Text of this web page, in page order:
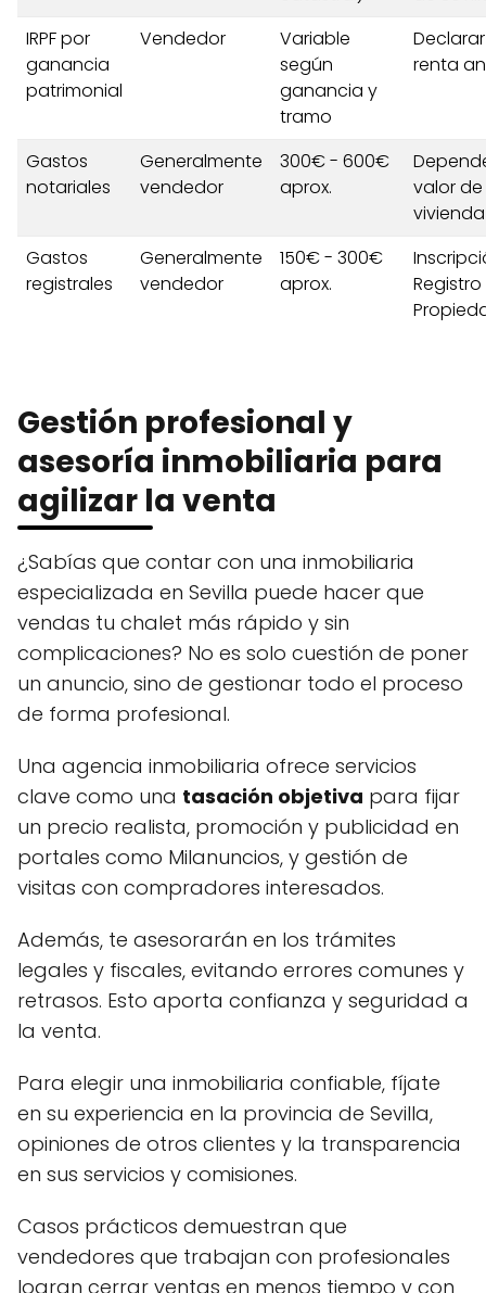
IRPF por
ganancia
patrimonial
Vendedor
Variable
según
ganancia y
tramo
renta
Gastos
notariales
Generalmente
vendedor
300€ - 600€
aprox.
valor
vivienda
Gastos
registrales
Generalmente
vendedor
150€ - 300€
aprox.
Gestión profesional y
asesoría inmobiliaria para
agilizar la venta
¿Sabías que contar con una inmobiliaria
especializada en Sevilla puede hacer que
vendas tu chalet más rápido y sin
complicaciones? No es solo cuestión de poner
un anuncio, sino de gestionar todo el proceso
de forma profesional.
Una agencia inmobiliaria ofrece servicios
clave como una tasación objetiva para fijar
un precio realista, promoción y publicidad en
portales como Milanuncios, y gestión de
visitas con compradores interesados.
Además, te asesorarán en los trámites
legales y fiscales, evitando errores comunes y
retrasos. Esto aporta confianza y seguridad a
la venta.
Para elegir una inmobiliaria confiable, fíjate
en su experiencia en la provincia de Sevilla,
opiniones de otros clientes y la transparencia
en sus servicios y comisiones.
Casos prácticos demuestran que
vendedores que trabajan con profesionales
logran cerrar ventas en menos tiempo y con